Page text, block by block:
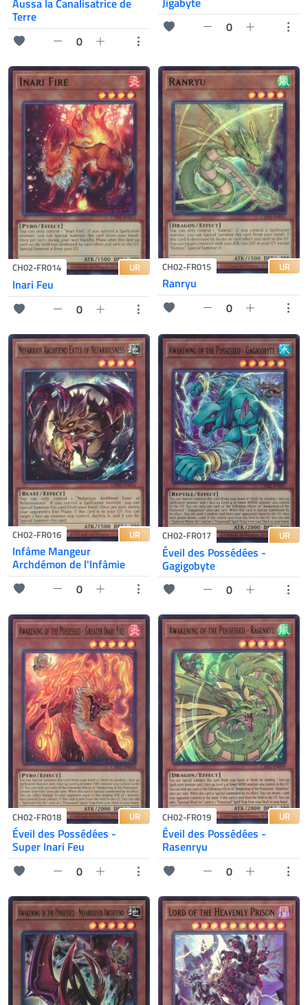
Aussa la Canalisatrice de
Terre
0
0
CH02-FR014 UR
Inari Feu
0
CH02-FR015 UR
Ranryu
0
CH02-FR016 UR
Infâme Mangeur
Archdémon de l'Infâmie
0
CH02-FR017 UR
Éveil des Possédées -
Gagigobyte
0
CH02-FR018 UR
Éveil des Possédées -
Super Inari Feu
0
CH02-FR019 UR
Éveil des Possédées -
Rasenryu
0